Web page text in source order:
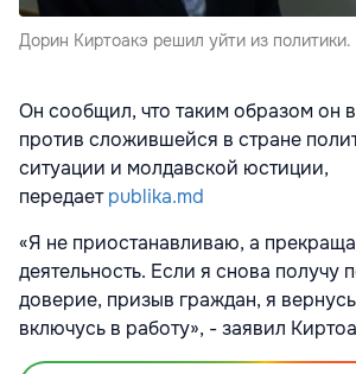
Дорин Киртоакэ решил уйти из политики.
Он сообщил, что таким образом он
против сложившейся в стране
ситуации и молдавской юстиции,
передаетpublika.md
«Я не приостанавливаю, а
деятельность. Если я снова получу
доверие, призыв граждан, я
включусь в работу», - заявил